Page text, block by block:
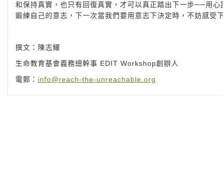
和保持真實，也只有回復真實，才可以真正踏出下一步──用
鍛練自己的意志，下一次當我們要用意志下決定時，不妨感受
撰文：陳志耀
生命教育基會義務總幹事 EDIT Workshop創辦人
電郵： info@reach-the-unreachable.org